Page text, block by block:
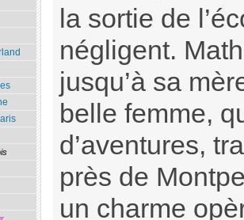
la sortie de
négligent.
jusqu’à sa
belle femme,
d’aventures,
près de
un charme